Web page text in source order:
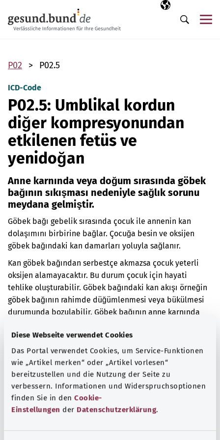
Diese Webseite verwendet Cookies
Das Portal verwendet Cookies, um Service-Funktionen
wie „Artikel merken“ oder „Artikel vorlesen“
bereitzustellen und die Nutzung der Seite zu
verbessern. Informationen und Widerspruchsoptionen
finden Sie in den Cookie-
Einstellungen der Datenschutzerklärung.
Seçili dil
TR
Arama
P02 P02.5
ICD-Code
P02.5: Umblikal kordun
diğer kompresyonundan
etkilenen fetüs ve
yenidoğan
Anne karnında veya doğum sırasında göbek
bağının sıkışması nedeniyle sağlık sorunu
meydana gelmiştir.
Göbek bağı gebelik sırasında çocuk ile annenin kan
dolaşımını birbirine bağlar. Çocuğa besin ve oksijen
göbek bağındaki kan damarları yoluyla sağlanır.
Kan göbek bağından serbestçe akmazsa çocuk yeterli
oksijen alamayacaktır. Bu durum çocuk için hayati
tehlike oluşturabilir. Göbek bağındaki kan akışı örneğin
göbek bağının rahimde düğümlenmesi veya bükülmesi
durumunda bozulabilir. Göbek bağının anne karnında
kısımlarına dolanması durumunda da kan akışı
bozulabilir.
Ek kodlar
Not